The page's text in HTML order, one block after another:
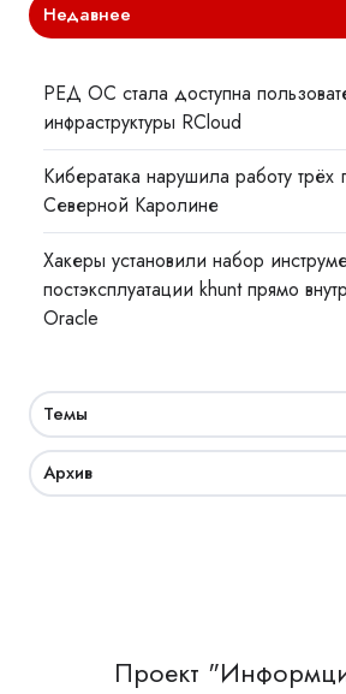
Недавнее
РЕД ОС стала доступна
инфраструктуры RCloud
Кибератака нарушила работу трёх
Северной Каролине
Хакеры установили набор
постэксплуатации khunt прямо
Oracle
Темы
Архив
Проект